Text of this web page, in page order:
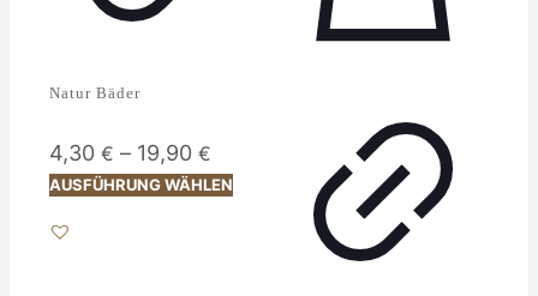
Natur Bäder
4,30 € – 19,90 €
AUSFÜHRUNG WÄHLEN